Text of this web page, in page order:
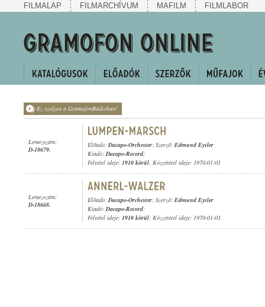
FILMALAP FILMARCHÍVUM MAFILM FILMLABOR
Ez szóljon a GramofonRádióban!
Lemezszám:
D-18679.
Előadó:Dacapo-Orchester; Szerző: Edmund Eysler
Kiadó:Dacapo-Record;
Felvétel ideje: 1910 körül; Közzététel ideje: 1970-01-01
Lemezszám:
D-18668.
Előadó:Dacapo-Orchester; Szerző: Edmund Eysler
Kiadó:Dacapo-Record;
Felvétel ideje: 1910 körül; Közzététel ideje: 1970-01-01